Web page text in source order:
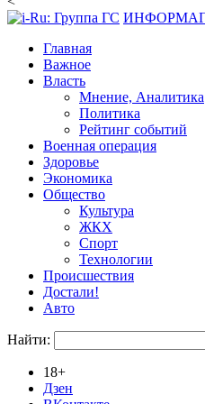
Главная
Важное
Власть
Мнение, Аналитика
Политика
Рейтинг событий
Военная операция
Здоровье
Экономика
Общество
Культура
ЖКХ
Спорт
Технологии
Происшествия
Достали!
Авто
Найти:
18+
Дзен